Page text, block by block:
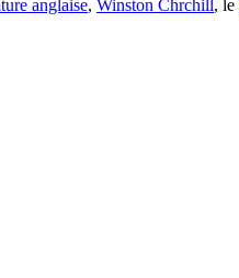
anglaise, Winston Chrchill, le